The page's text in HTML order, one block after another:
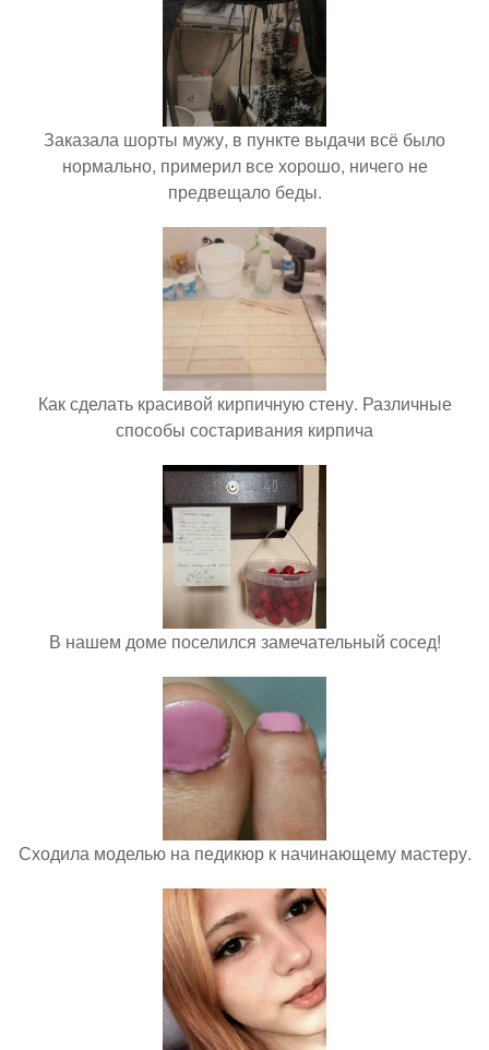
Заказала шорты мужу, в пункте выдачи всё было
нормально, примерил все хорошо, ничего не
предвещало беды.
Как сделать красивой кирпичную стену. Различные
способы состаривания кирпича
В нашем доме поселился замечательный сосед!
Сходила моделью на педикюр к начинающему мастеру.